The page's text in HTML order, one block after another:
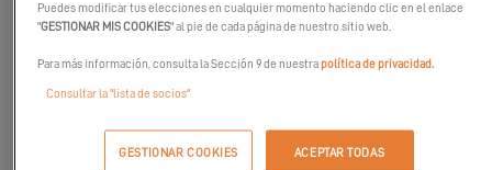
En Excess, creemos que la aventura no termina cuando uno se
convierte en propietario. Al contrario, es el inicio de una historia
Puedes modificar tus elecciones en cualquier momento haciendo clic en el enlace
"GESTIONAR MIS COOKIES" al pie de cada página de nuestro sitio web.
Para más información, consulta la Sección 9 de nuestrapolítica de privacidad.
Consultar la "lista de socios"
GESTIONAR COOKIES ACEPTAR TODAS